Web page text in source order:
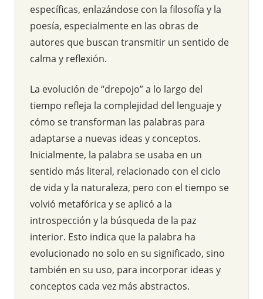
específicas, enlazándose con la filosofía y la
poesía, especialmente en las obras de
autores que buscan transmitir un sentido de
calma y reflexión.
La evolución de “drepojo” a lo largo del
tiempo refleja la complejidad del lenguaje y
cómo se transforman las palabras para
adaptarse a nuevas ideas y conceptos.
Inicialmente, la palabra se usaba en un
sentido más literal, relacionado con el ciclo
de vida y la naturaleza, pero con el tiempo se
volvió metafórica y se aplicó a la
introspección y la búsqueda de la paz
interior. Esto indica que la palabra ha
evolucionado no solo en su significado, sino
también en su uso, para incorporar ideas y
conceptos cada vez más abstractos.